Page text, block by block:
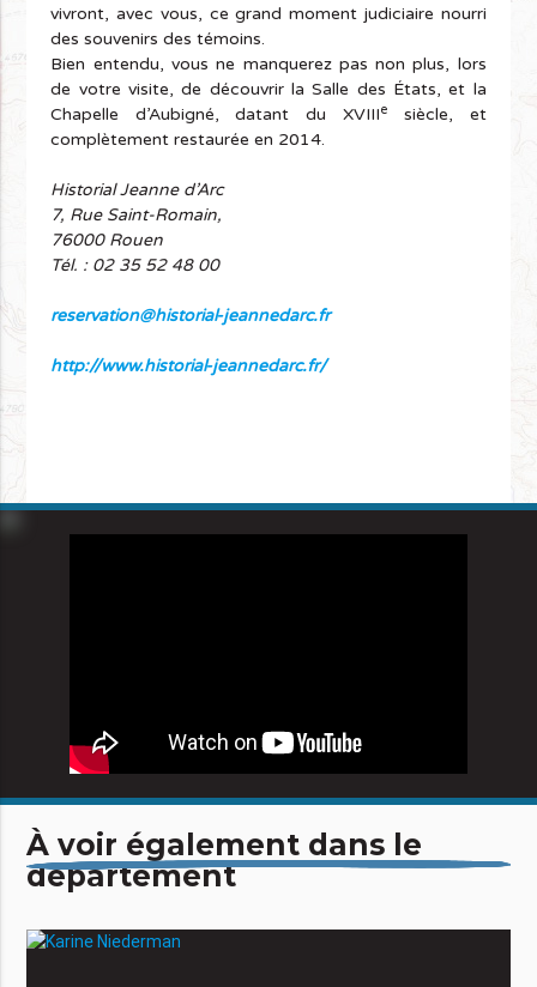
vivront, avec vous, ce grand moment judiciaire nourri
des souvenirs des témoins.
Bien entendu, vous ne manquerez pas non plus, lors
de votre visite, de découvrir la Salle des États, et la
Chapelle d’Aubigné, datant du XVIIIe
siècle, et
complètement restaurée en 2014.
Historial Jeanne d’Arc
7, Rue Saint-Romain,
76000 Rouen
Tél. : 02 35 52 48 00
reservation@historial-jeannedarc.fr
http://www.historial-jeannedarc.fr/
À voir également dans le
département